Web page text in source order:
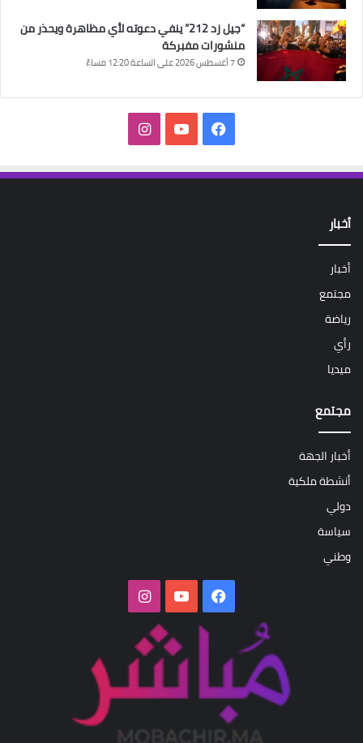
“جيل زد 212” ينفي دعوته لأي مظاهرة ويحذر من
منشورات مفبركة
7 أغسطس 2026 على الساعة 12:20 مساءً
فيسبوك‫YouTubeانستقرام
أخبار
أخبار
مجتمع
رياضة
رأي
ميديا
مجتمع
أخبار الجهة
أنشطة ملكية
دولي
سياسة
وطني
فيسبوك‫YouTubeانستقرام